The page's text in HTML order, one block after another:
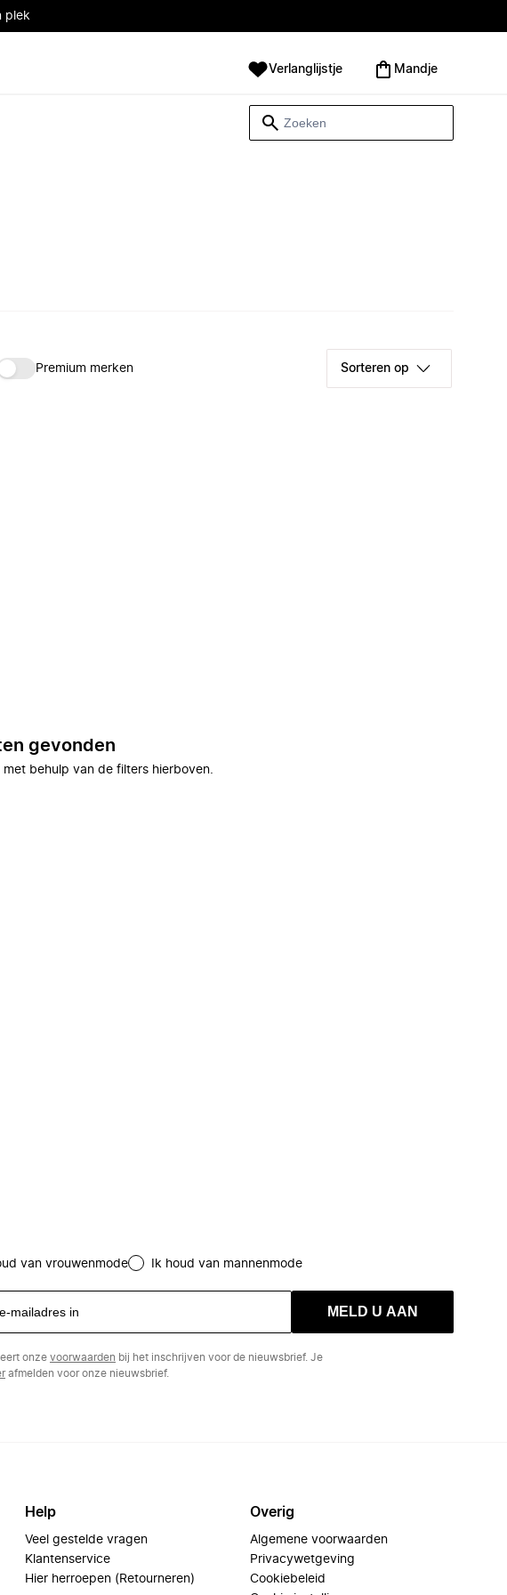
plek
Verlanglijstje Mandje
Premium merken Sorteren op
gevonden
behulp van de filters hierboven.
van vrouwenmode Ik houd van mannenmode
MELD U AAN
onze voorwaarden bij het inschrijven voor de nieuwsbrief. Je
afmelden voor onze nieuwsbrief.
Help
Veel gestelde vragen
Klantenservice
Hier herroepen (Retourneren)
Overig
Algemene voorwaarden
Privacywetgeving
Cookiebeleid